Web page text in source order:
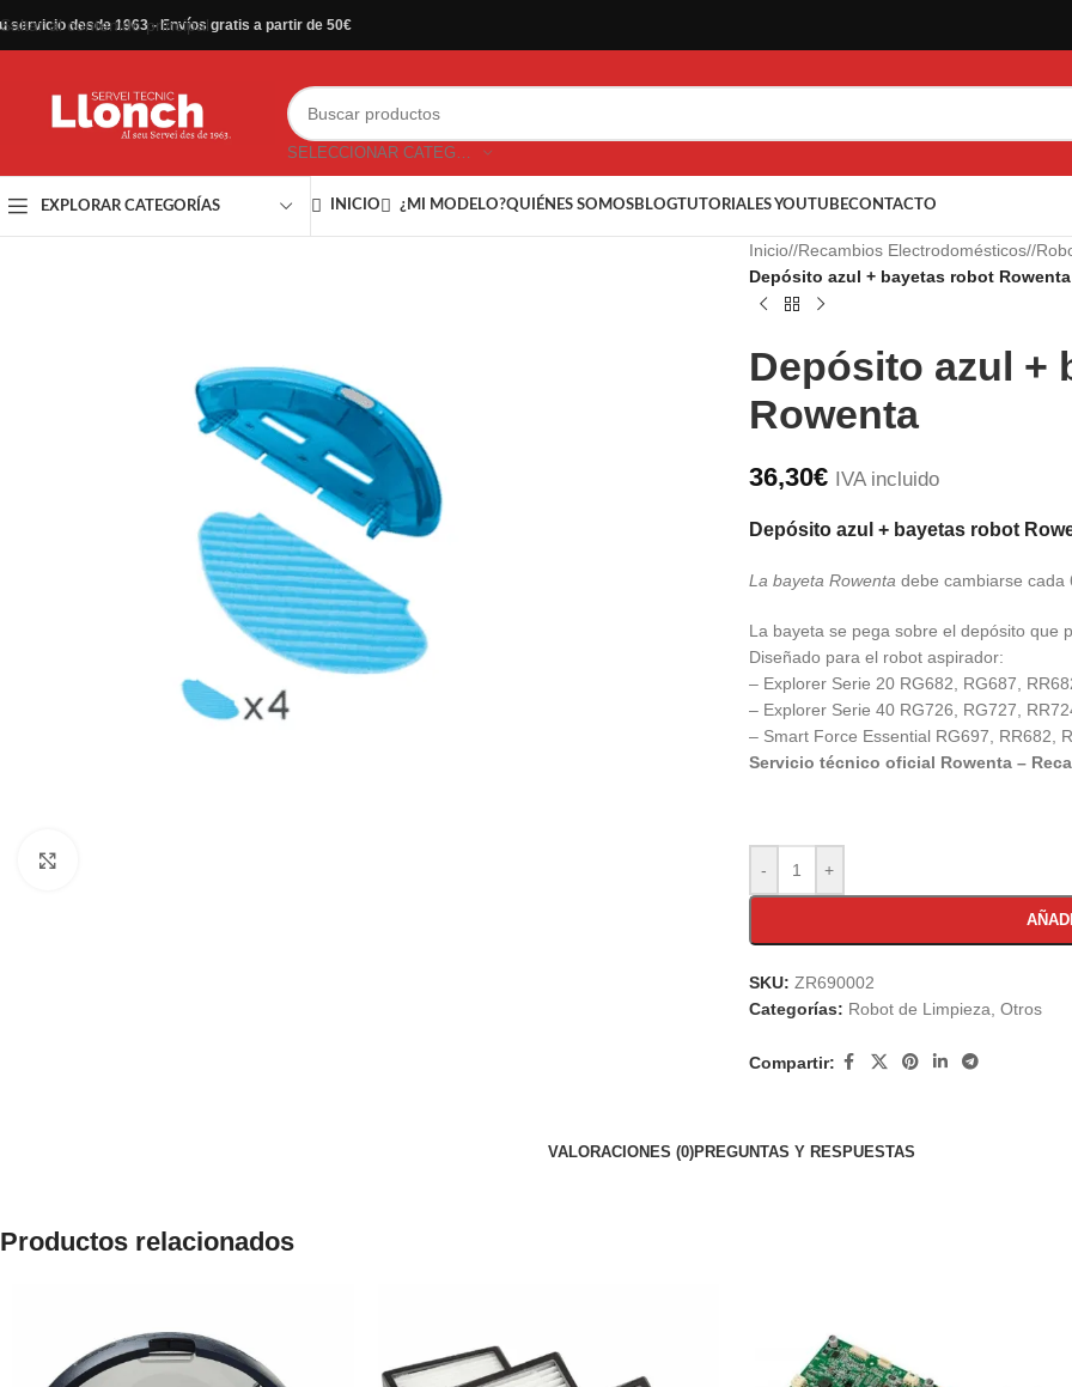
Saltar al contenido principal
servicio desde 1963 - Envíos gratis a partir de 50€
EXPLORAR CATEGORÍAS INICIO ¿MI MODELO?QUIÉNES SOMOSBLOGTUTORIALES YOUTUBECONTACTO
Inicio/ Recambios Electrodomésticos/
Depósito azul + bayetas robot Rowenta
Depósito azul +
Rowenta
36,30€ IVA incluido
Depósito azul + bayetas robot
La bayeta Rowenta debe cambiarse cada
La bayeta se pega sobre el depósito que
Diseñado para el robot aspirador:
– Explorer Serie 20 RG682, RG687,
– Explorer Serie 40 RG726, RG727,
– Smart Force Essential RG697, RR682,
Servicio técnico oficial Rowenta –
- +
SKU: ZR690002
Categorías: Robot de Limpieza Otros
Compartir:
VALORACIONES (0)PREGUNTAS Y RESPUESTAS
Productos relacionados